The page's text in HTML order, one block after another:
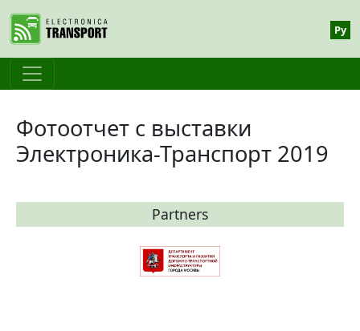
Skip to main content
Ру
Фотоотчет с выставки
Электроника-Транспорт 2019
Partners